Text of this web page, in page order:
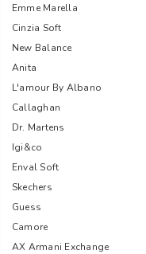
Emme Marella
Cinzia Soft
New Balance
Anita
L'amour By Albano
Callaghan
Dr. Martens
Igi&co
Enval Soft
Skechers
Guess
Camore
AX Armani Exchange